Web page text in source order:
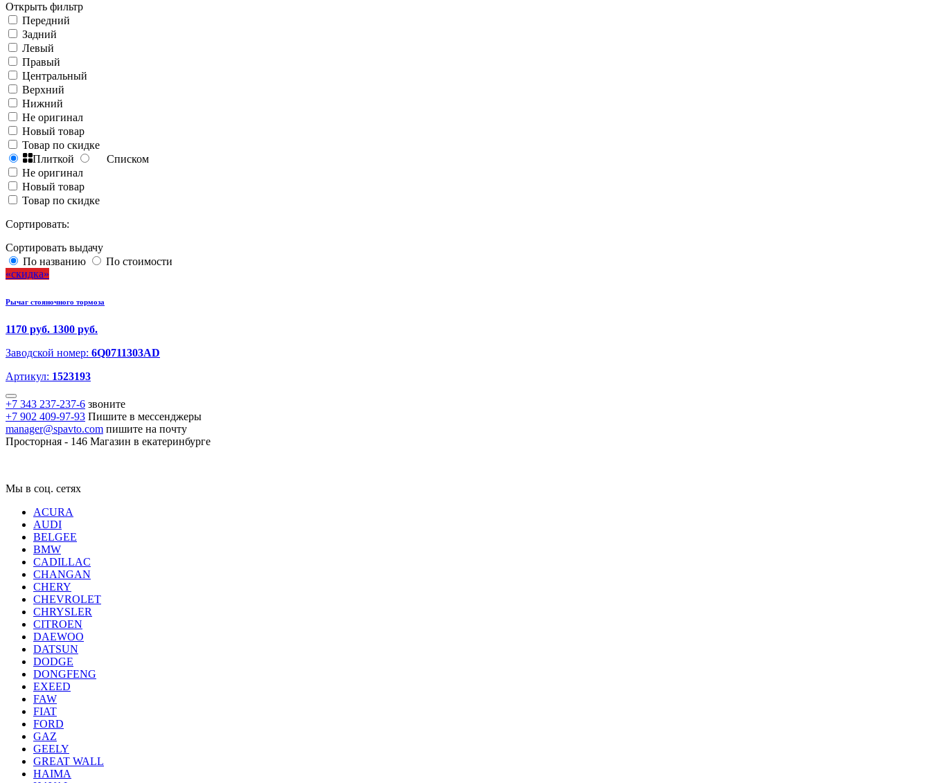
Открыть фильтр
Передний
Задний
Левый
Правый
Центральный
Верхний
Нижний
Не оригинал
Новый товар
Товар по скидке
Плиткой
Списком
Не оригинал
Новый товар
Товар по скидке
Сортировать:
Сортировать выдачу
По названию
По стоимости
скидка
Рычаг стояночного тормоза
1170 руб. 1300 руб.
Заводской номер: 6Q0711303AD
Артикул: 1523193
+7 343 237-237-6 звоните
+7 902 409-97-93 Пишите в мессенджеры
manager@spavto.com пишите на почту
Просторная - 146 Магазин в екатеринбурге
Мы в соц. сетях
ACURA
AUDI
BELGEE
BMW
CADILLAC
CHANGAN
CHERY
CHEVROLET
CHRYSLER
CITROEN
DAEWOO
DATSUN
DODGE
DONGFENG
EXEED
FAW
FIAT
FORD
GAZ
GEELY
GREAT WALL
HAIMA